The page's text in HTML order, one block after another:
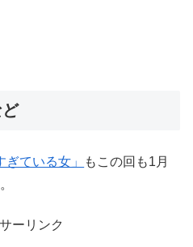
ている女」
もこの回も1月
ーリンク